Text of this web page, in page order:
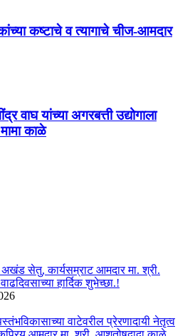
कष्टाचे व त्यागाचे चीज-आमदार
वाघ यांच्या अगरबत्ती उद्योगाला
काळे
अखंड सेतु, कार्यसम्राट आमदार मा. श्री.
हार्दिक शुभेच्छा.!
वाटेवरील प्रेरणादायी नेतृत्व